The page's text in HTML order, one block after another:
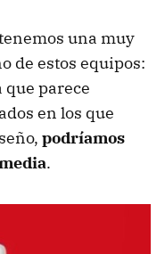
una muy
de estos equipos:
que parece
en los que
podríamos
.